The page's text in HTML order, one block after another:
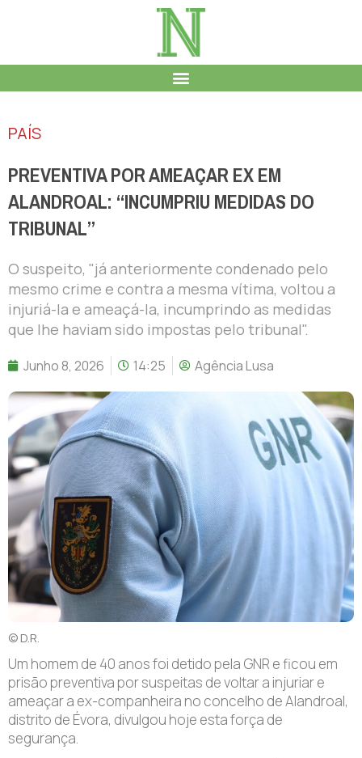
PAÍS
PREVENTIVA POR AMEAÇAR EX EM
ALANDROAL: “INCUMPRIU MEDIDAS DO
TRIBUNAL”
O suspeito, "já anteriormente condenado pelo
mesmo crime e contra a mesma vítima, voltou a
injuriá-la e ameaçá-la, incumprindo as medidas
que lhe haviam sido impostas pelo tribunal".
Junho 8, 2026 14:25 Agência Lusa
© D.R.
Um homem de 40 anos foi detido pela GNR e ficou em
prisão preventiva por suspeitas de voltar a injuriar e
ameaçar a ex-companheira no concelho de Alandroal,
distrito de Évora, divulgou hoje esta força de
segurança.